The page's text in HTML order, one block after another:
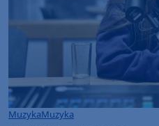
MuzykaMuzyka